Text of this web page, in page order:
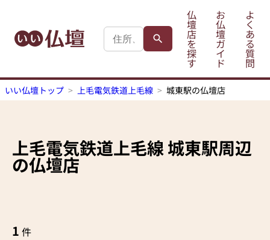
仏
壇
店
を
探
す
お
仏
壇
ガ
イ
ド
よ
く
あ
る
質
問
いい仏壇トップ 上毛電気鉄道上毛線 城東駅の仏壇店
上毛電気鉄道上毛線城東駅周辺
の仏壇店
1 件